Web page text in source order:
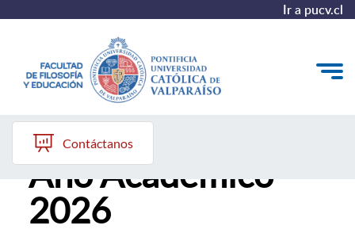
Ir a pucv.cl
Quiénes somos
Líneas de trabajo 2025-2028
Historia
Contáctanos
Inauguración del
Año Académico
2026